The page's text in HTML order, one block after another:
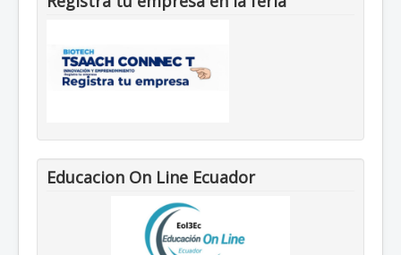
Educacion On Line Ecuador